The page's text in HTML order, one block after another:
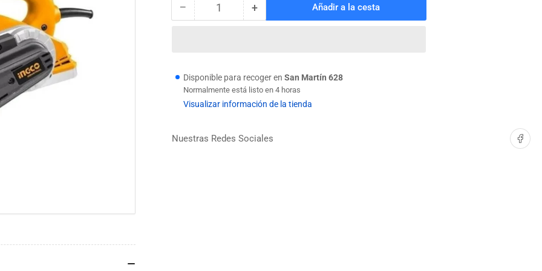
− Reducir
INDUSTRIAL
1050W
INGCO
Cantidad +Aumentar
INDUSTRIAL
1050W
INGCO
Añadir a la cesta
Disponible para recoger en San Martín 628
Normalmente está listo en 4 horas
Visualizar información de la tienda
Nuestras Redes Sociales Compartir